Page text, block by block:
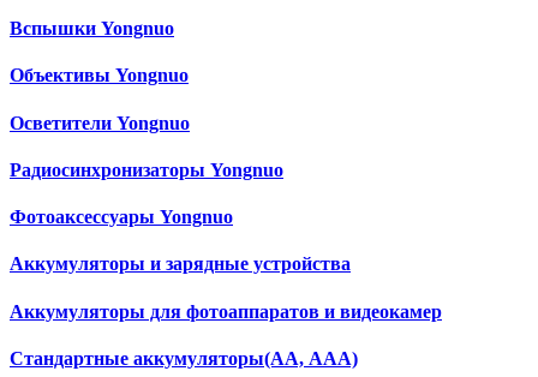
Вспышки Yongnuo
Объективы Yongnuo
Осветители Yongnuo
Радиосинхронизаторы Yongnuo
Фотоаксессуары Yongnuo
Аккумуляторы и зарядные устройства
Аккумуляторы для фотоаппаратов и видеокамер
Cтандартные аккумуляторы(АА, ААА)